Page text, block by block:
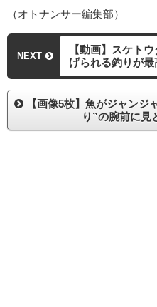
（オトナンサー編集部）
NEXT
【動画】スケト
げられる釣りが最
【画像5枚】魚がジャン
り”の腕前に見